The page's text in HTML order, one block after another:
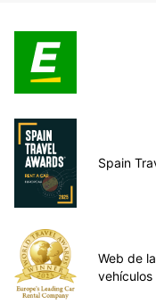
Spain
Web de
vehículos